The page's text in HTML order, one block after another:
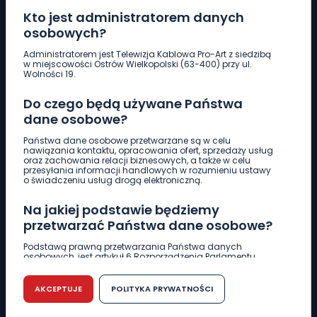
Kto jest administratorem danych
osobowych?
Administratorem jest Telewizja Kablowa Pro-Art z siedzibą
w miejscowości Ostrów Wielkopolski (63-400) przy ul.
Wolności 19.
Do czego będą używane Państwa
dane osobowe?
Państwa dane osobowe przetwarzane są w celu
nawiązania kontaktu, opracowania ofert, sprzedaży usług
oraz zachowania relacji biznesowych, a także w celu
przesyłania informacji handlowych w rozumieniu ustawy
o świadczeniu usług drogą elektroniczną.
Na jakiej podstawie będziemy
przetwarzać Państwa dane osobowe?
Podstawą prawną przetwarzania Państwa danych
osobowych, jest artykuł 6 Rozporządzenia Parlamentu
r. w sprawie ochrony osób fizycznych w związku z
przetwarzaniem danych osobowych w sprawie
swobodnego przepływu takich danych oraz uchylenia
dyrektywy 95/46/WE (RODO).
AKCEPTUJE POLITYKA PRYWATNOŚCI
Pobierz logotyp
661 997 997
REDAKCJA
62 735 22 22redakcja@wlkp24.info
DZIAŁ REKLAMY
62 735 01 85 reklama@wlkp24.info
WIADOMOŚCI
CIEKAWOSTKI